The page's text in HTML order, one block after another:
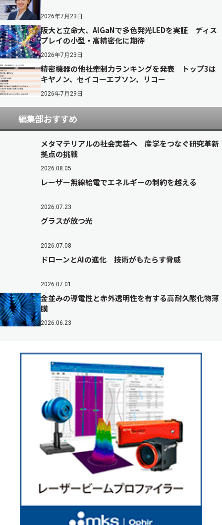
2026年7月23日
阪大と立命大、AlGaNで多色発光LEDを実証 ディス
プレイの小型・高精密化に期待
2026年7月23日
精密機器の他社牽制力ランキングを発表 トップ3は
キヤノン、セイコーエプソン、リコー
2026年7月29日
編集部おすすめ
メタマテリアルの社会実装へ 産学をつなぐ研究革新
拠点の挑戦
2026.08.05
レーザー無線給電でエネルギーの制約を越える
2026.07.23
グラスが放つ光
2026.07.08
ドローンとAIの進化 技術がもたらす脅威
2026.07.01
金並みの導電性と赤外透明性を有する高耐久酸化物薄
膜
2026.06.23